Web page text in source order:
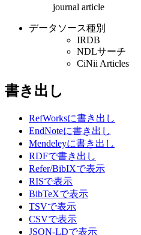
journal article
データソース種別
IRDB
NDLサーチ
CiNii Articles
書き出し
RefWorksに書き出し
EndNoteに書き出し
Mendeleyに書き出し
RDFで書き出し
Refer/BibIXで表示
RISで表示
BibTeXで表示
TSVで表示
CSVで表示
JSON-LDで表示